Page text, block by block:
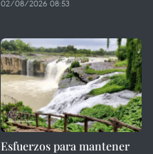
02/08/2026 08:53
Esfuerzos para mantener